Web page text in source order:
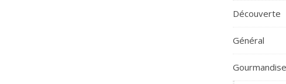
Découverte
Général
Gourmandise